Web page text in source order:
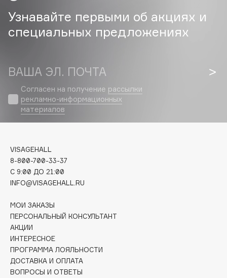
C
Cadence
Carmex
Carolina Herrera
Catrice
Celimax
Clarette
Clarins
Clarins Precious
Clive Christian
Club De Nuit
Collagenina
Consly
Corimo
Узнавайте первыми об акциях и
специальных предложениях
ВАША ЭЛ. ПОЧТА
Согласен на получение рассылки
рекламно-информационных
материалов
VISAGEHALL
8-800-700-33-37
C 9:00 ДО 21:00
INFO@VISAGEHALL.RU
МОИ ЗАКАЗЫ
ПЕРСОНАЛЬНЫЙ КОНСУЛЬТАНТ
АКЦИИ
ИНТЕРЕСНОЕ
ПРОГРАММА ЛОЯЛЬНОСТИ
ДОСТАВКА И ОПЛАТА
ВОПРОСЫ И ОТВЕТЫ